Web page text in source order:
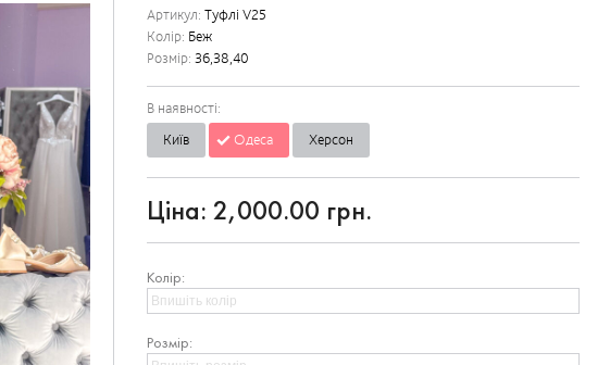
Артикул:Туфлі V25
Колір: Беж
Розмір:36,38,40
В наявності:
Київ
Одеса Херсон
Ціна:2,000.00 грн.
Колір:
Розмір: